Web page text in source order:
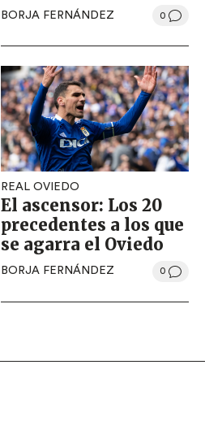
BORJA FERNÁNDEZ 0
REAL OVIEDO
El ascensor: Los 20
precedentes a los que
se agarra el Oviedo
BORJA FERNÁNDEZ 0